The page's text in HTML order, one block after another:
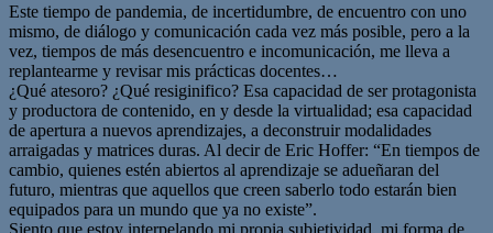
Este tiempo de pandemia, de incertidumbre, de encuentro con uno
mismo, de diálogo y comunicación cada vez más posible, pero a la
vez, tiempos de más desencuentro e incomunicación, me lleva a
replantearme y revisar mis prácticas docentes…
¿Qué atesoro? ¿Qué resiginifico? Esa capacidad de ser protagonista
y productora de contenido, en y desde la virtualidad; esa capacidad
de apertura a nuevos aprendizajes, a deconstruir modalidades
arraigadas y matrices duras. Al decir de Eric Hoffer: “En tiempos de
cambio, quienes estén abiertos al aprendizaje se adueñaran del
futuro, mientras que aquellos que creen saberlo todo estarán bien
equipados para un mundo que ya no existe”.
Siento que estoy interpelando mi propia subjetividad, mi forma de